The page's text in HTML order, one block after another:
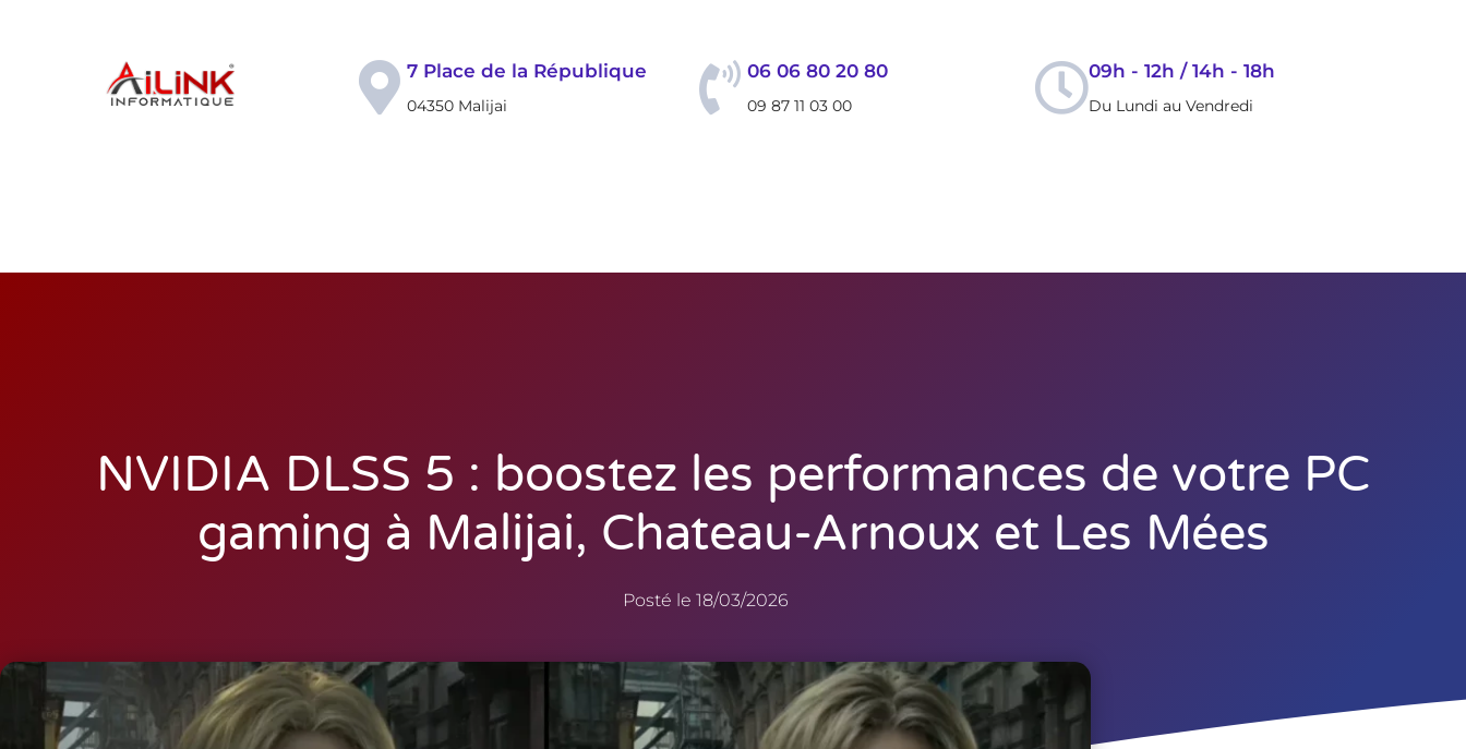
7 Place de la République
04350 Malijai
06 06 80 20 80
09 87 11 03 00
09h - 12h / 14h - 18h
Du Lundi au Vendredi
NVIDIA DLSS 5 : boostez les performances de votre PC
gaming à Malijai, Chateau-Arnoux et Les Mées
Posté le 18/03/2026